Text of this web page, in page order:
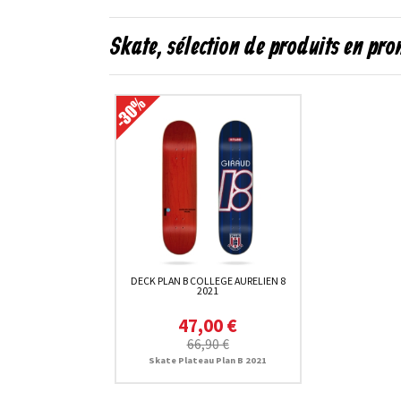
Skate, sélection de produits en
DECK PLAN B COLLEGE AURELIEN 8
2021
47,00 €
66,90 €
Skate Plateau Plan B 2021